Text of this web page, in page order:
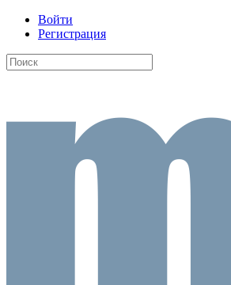
Войти
Регистрация